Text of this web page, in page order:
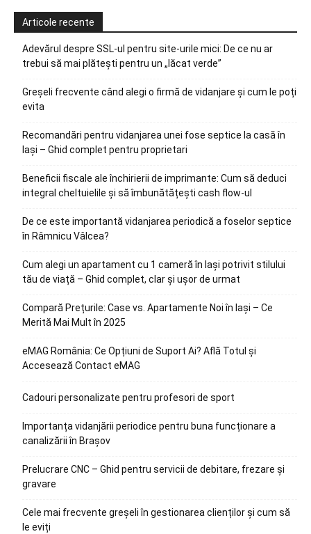
Articole recente
Adevărul despre SSL-ul pentru site-urile mici: De ce nu ar
trebui să mai plătești pentru un „lăcat verde”
Greșeli frecvente când alegi o firmă de vidanjare și cum le poți
evita
Recomandări pentru vidanjarea unei fose septice la casă în
Iași – Ghid complet pentru proprietari
Beneficii fiscale ale închirierii de imprimante: Cum să deduci
integral cheltuielile și să îmbunătățești cash flow-ul
De ce este importantă vidanjarea periodică a foselor septice
în Râmnicu Vâlcea?
Cum alegi un apartament cu 1 cameră în Iași potrivit stilului
tău de viață – Ghid complet, clar și ușor de urmat
Compară Prețurile: Case vs. Apartamente Noi în Iași – Ce
Merită Mai Mult în 2025
eMAG România: Ce Opțiuni de Suport Ai? Află Totul și
Accesează Contact eMAG
Cadouri personalizate pentru profesori de sport
Importanța vidanjării periodice pentru buna funcționare a
canalizării în Brașov
Prelucrare CNC – Ghid pentru servicii de debitare, frezare și
gravare
Cele mai frecvente greșeli în gestionarea clienților și cum să
le eviți